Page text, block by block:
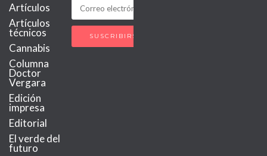
Artículos
Artículos
técnicos
Cannabis
Columna
Doctor
Vergara
Edición
impresa
Editorial
El verde del
futuro